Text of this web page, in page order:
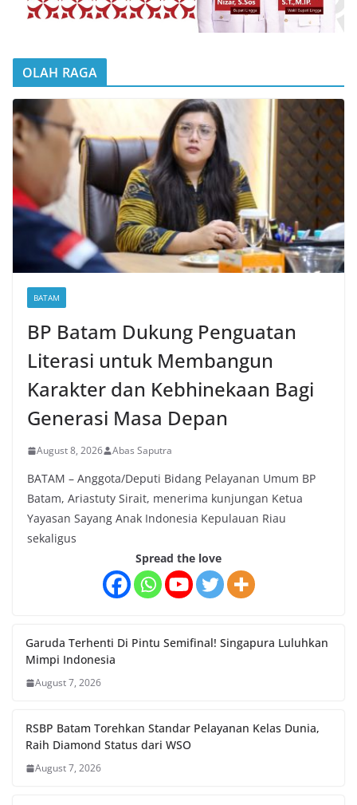
OLAH RAGA
BATAM
BP Batam Dukung Penguatan
Literasi untuk Membangun
Karakter dan Kebhinekaan Bagi
Generasi Masa Depan
August 8, 2026 Abas Saputra
BATAM – Anggota/Deputi Bidang Pelayanan Umum BP
Batam, Ariastuty Sirait, menerima kunjungan Ketua
Yayasan Sayang Anak Indonesia Kepulauan Riau
sekaligus
Spread the love
Garuda Terhenti Di Pintu Semifinal! Singapura Luluhkan
Mimpi Indonesia
August 7, 2026
RSBP Batam Torehkan Standar Pelayanan Kelas Dunia,
Raih Diamond Status dari WSO
August 7, 2026